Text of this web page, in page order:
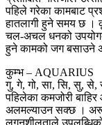
पहिले गरेका कामबाट
हातलागी हुने समय छ ।
चल-अचल धनको
हुने कामको जग बसाउने
कुम्भ – AQUARIUS
गु, गे, गो, सा, सि, सु, से,
पहिलेका कमजोरी
अलमल्याउन सक्छ ।
लगनशीलताले उपलब्धिको